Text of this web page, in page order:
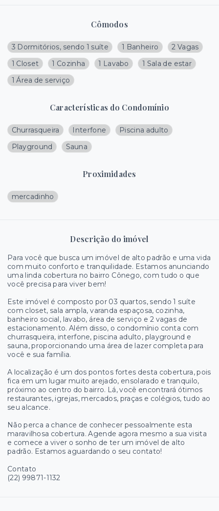
Cômodos
3 Dormitórios, sendo 1 suíte 1 Banheiro
2 Vagas
1 Closet
1 Cozinha 1 Lavabo
1 Sala de estar
1 Área de serviço
Características do Condomínio
Churrasqueira Interfone
Piscina adulto
Playground
Sauna
Proximidades
mercadinho
Descrição do imóvel
Para você que busca um imóvel de alto padrão e uma vida
com muito conforto e tranquilidade. Estamos anunciando
uma linda cobertura no bairro Cônego, com tudo o que
você precisa para viver bem!
Este imóvel é composto por 03 quartos, sendo 1 suíte
com closet, sala ampla, varanda espaçosa, cozinha,
banheiro social, lavabo, área de serviço e 2 vagas de
estacionamento. Além disso, o condomínio conta com
churrasqueira, interfone, piscina adulto, playground e
sauna, proporcionando uma área de lazer completa para
você e sua família.
A localização é um dos pontos fortes desta cobertura, pois
fica em um lugar muito arejado, ensolarado e tranquilo,
próximo ao centro do bairro. Lá, você encontrará ótimos
restaurantes, igrejas, mercados, praças e colégios, tudo ao
seu alcance.
Não perca a chance de conhecer pessoalmente esta
maravilhosa cobertura. Agende agora mesmo a sua visita
e comece a viver o sonho de ter um imóvel de alto
padrão. Estamos aguardando o seu contato!
Contato
(22) 99871-1132